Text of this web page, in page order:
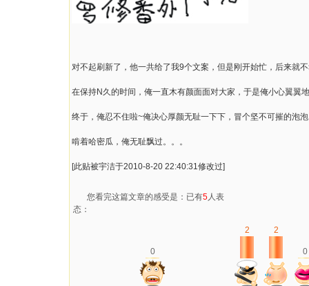
对不起刷新了，他一共给了我9个文案，但是刚开始忙，后来就
在保持N久的时间，俺一直木有颜面面对大家，于是俺小心翼翼
终于，俺忍不住啦~俺决心厚颜无耻一下下，冒个坚不可摧的泡
啃着哈密瓜，俺无耻飘过。。。
[此贴被宇洁于2010-8-20 22:40:31修改过]
您看完这篇文章的感受是：已有5人表
态：
0
2 2
0